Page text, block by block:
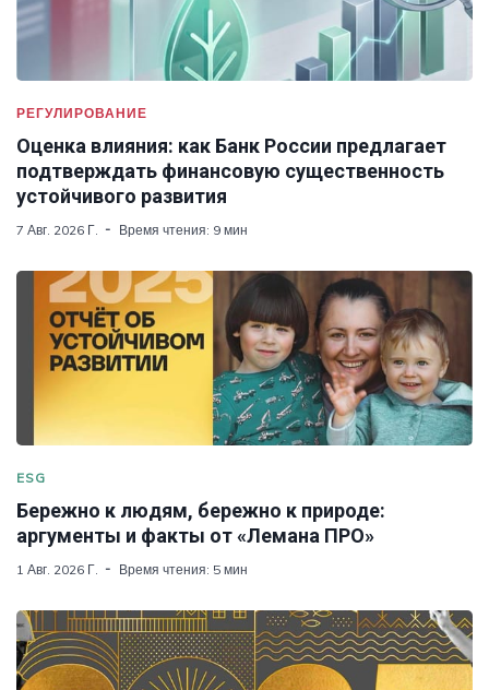
РЕГУЛИРОВАНИЕ
Оценка влияния: как Банк России предлагает
подтверждать финансовую существенность
устойчивого развития
7 Авг. 2026 Г. Время чтения: 9 мин
ESG
Бережно к людям, бережно к природе:
аргументы и факты от «Лемана ПРО»
1 Авг. 2026 Г. Время чтения: 5 мин